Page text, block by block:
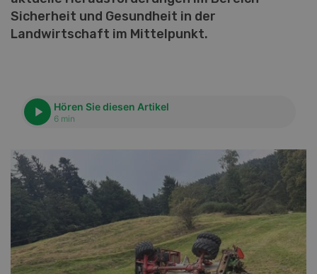
Sicherheit und Gesundheit in der
Landwirtschaft im Mittelpunkt.
Hören Sie diesen Artikel
6 min